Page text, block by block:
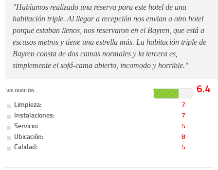
"Habíamos realizado una reserva para este hotel de una
habitación triple. Al llegar a recepción nos envian a otro hotel
porque estaban llenos, nos reservaron en el Bayren, que está a
escasos metros y tiene una estrella más. La habitación triple de
Bayren consta de dos camas normales y la tercera es,
simplemente el sofá-cama abierto, incomodo y horrible."
VALORACIÓN 6.4
Limpieza:
7
Instalaciones:
7
Servicio:
5
Ubicación:
8
Calidad:
5